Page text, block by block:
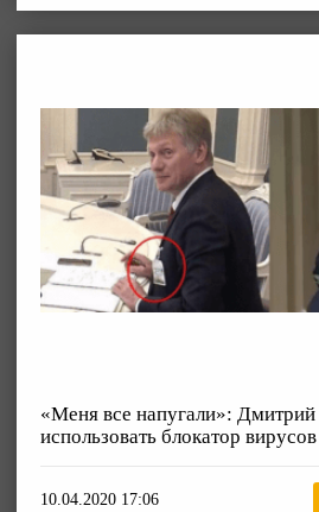
«Меня все напугали»: Дмитрий
использовать блокатор вирусов
10.04.2020 17:06